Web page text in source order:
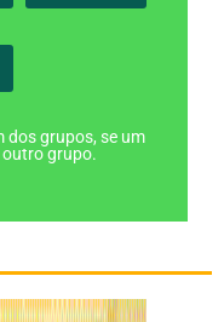
dos grupos, se um
outro grupo.